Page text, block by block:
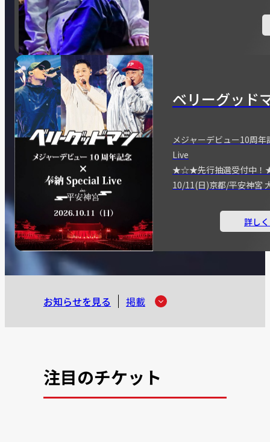
ベリーグッド
メジャーデビュー10周
Live
★☆★先行抽選受付中
10/11(日)京都/平安神宮
詳し
お知らせを見る 掲載
注目のチケット